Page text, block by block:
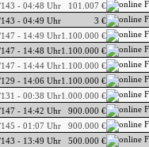
- 04:48 Uhr 101.007 €
- 04:49 Uhr 3 €
- 14:49 Uhr1.100.000 €
- 14:48 Uhr1.100.000 €
- 14:44 Uhr1.100.000 €
129 - 14:06 Uhr1.100.000 €
131 - 00:38 Uhr1.000.000 €
- 14:42 Uhr 900.000 €
- 01:07 Uhr 900.000 €
- 13:49 Uhr 500.000 €